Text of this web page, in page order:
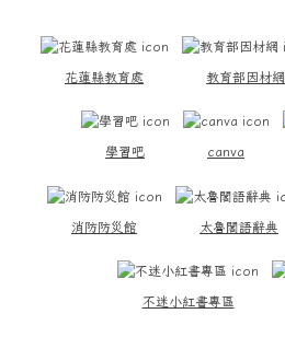
花蓮縣教育處 教育部因材網
學習吧 canva
消防防災館 太魯閣語辭典
不迷小紅書專區